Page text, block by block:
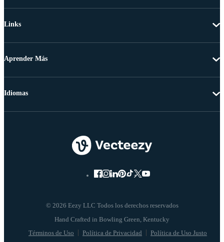
Links
Aprender Más
© 2026 Eezy LLC Todos los derechos reservados
Términos de Uso Política de Privacidad Política de Uso Justo
Idiomas